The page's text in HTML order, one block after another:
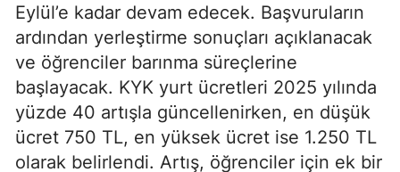
Eylül’e kadar devam edecek. Başvuruların
ardından yerleştirme sonuçları açıklanacak
ve öğrenciler barınma süreçlerine
başlayacak. KYK yurt ücretleri 2025 yılında
yüzde 40 artışla güncellenirken, en düşük
ücret 750 TL, en yüksek ücret ise 1.250 TL
olarak belirlendi. Artış, öğrenciler için ek bir